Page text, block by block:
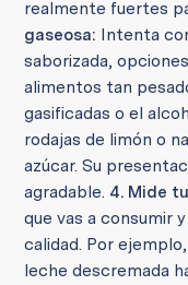
realmente fuertes
gaseosa: Intenta
saborizada,
alimentos tan
gasificadas o el
rodajas de limón o
azúcar. Su
agradable. 4. Mide
que vas a consumir
calidad. Por
leche descremada